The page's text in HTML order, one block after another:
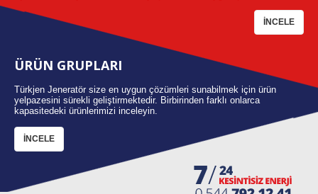
İNCELE
ÜRÜN GRUPLARI
Türkjen Jeneratör size en uygun çözümleri sunabilmek için ürün
yelpazesini sürekli geliştirmektedir. Birbirinden farklı onlarca
kapasitedeki ürünlerimizi inceleyin.
İNCELE